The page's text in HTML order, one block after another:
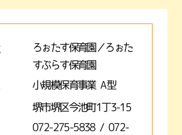
ろぉたす保育園／ろぉた
すぷらす保育園
小規模保育事業 A型
堺市堺区今池町1丁3-15
072-275-5838 / 072-